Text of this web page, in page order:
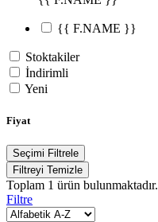
{{ F.NAME }}
Stoktakiler
İndirimli
Yeni
Fiyat
Seçimi Filtrele
Filtreyi Temizle
Toplam 1 ürün bulunmaktadır.
Filtre